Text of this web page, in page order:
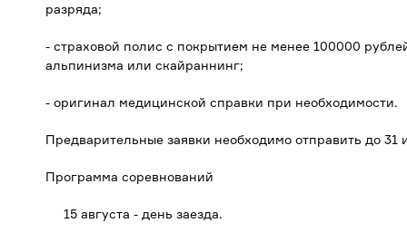
разряда;
- страховой полис с покрытием не менее 100000
альпинизма или скайраннинг;
- оригинал медицинской справки при необходимости.
Предварительные заявки необходимо отправить до 31
Программа соревнований
15 августа - день заезда.